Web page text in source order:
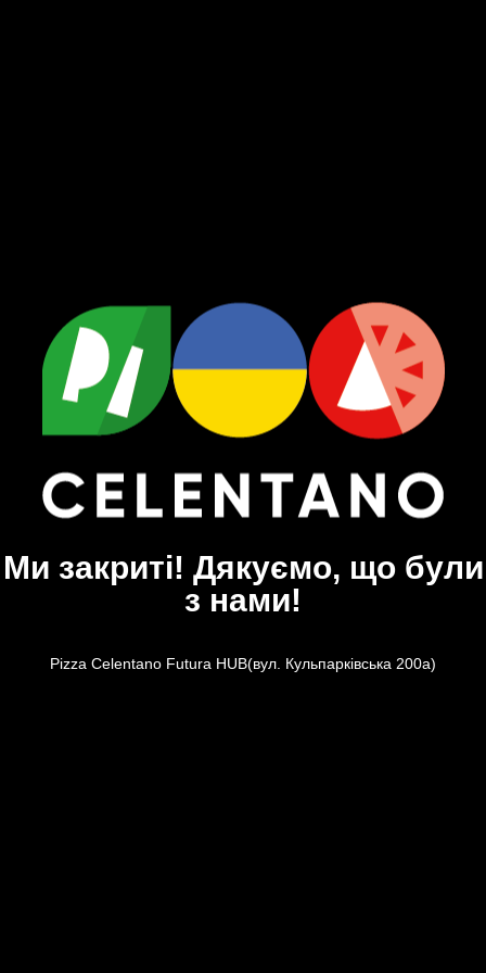
Ми закриті! Дякуємо, що були
з нами!
Pizza Celentano Futura HUB(вул. Кульпарківська 200а)